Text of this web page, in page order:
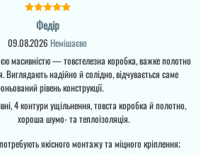
Федір
09.08.2026 Немішаєво
масивністю — товстелезна коробка, важке полотно
Виглядають надійно й солідно, відчувається саме
рівень конструкції.
4 контури ущільнення, товста коробка й полотно,
хороша шумо- та теплоізоляція.
якісного монтажу та міцного кріплення;